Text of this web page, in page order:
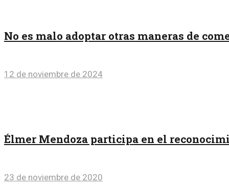
No es malo adoptar otras maneras de
12 de noviembre de 2024
Élmer Mendoza participa en el
23 de noviembre de 2020